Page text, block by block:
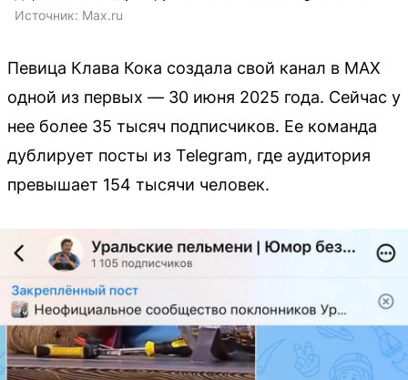
Источник: Max.ru
Певица Клава Кока создала свой канал в MAX
одной из первых — 30 июня 2025 года. Сейчас у
нее более 35 тысяч подписчиков. Ее команда
дублирует посты из Telegram, где аудитория
превышает 154 тысячи человек.